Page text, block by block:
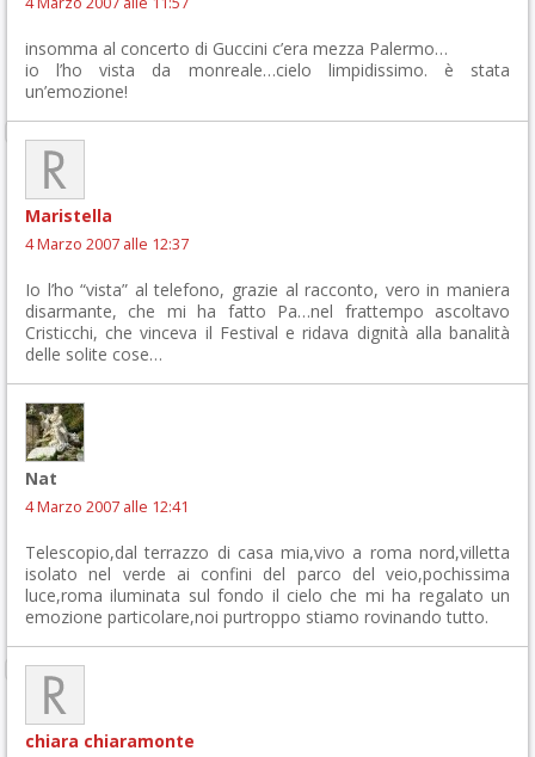
insomma al concerto di Guccini c’era mezza Palermo…
io l’ho vista da monreale…cielo limpidissimo. è stata
un’emozione!
Maristella
4 Marzo 2007 alle 12:37
Io l’ho “vista” al telefono, grazie al racconto, vero in maniera
disarmante, che mi ha fatto Pa…nel frattempo ascoltavo
Cristicchi, che vinceva il Festival e ridava dignità alla banalità
delle solite cose…
Nat
4 Marzo 2007 alle 12:41
Telescopio,dal terrazzo di casa mia,vivo a roma nord,villetta
isolato nel verde ai confini del parco del veio,pochissima
luce,roma iluminata sul fondo il cielo che mi ha regalato un
emozione particolare,noi purtroppo stiamo rovinando tutto.
chiara chiaramonte